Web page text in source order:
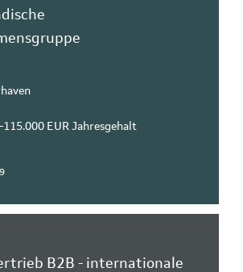
EUR Jahresgehalt
B2B - internationale